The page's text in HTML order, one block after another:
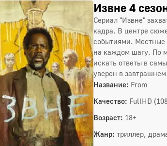
Извне 4
Сериал "Извне"
кадра. В центре
событиями. Местные
на каждом шагу. По
искать ответы в
уверен в
Название: From
Качество: FullHD
Возраст: 18+
Жанр: триллер,